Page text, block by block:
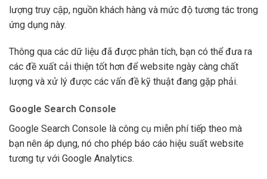
lượng truy cập, nguồn khách hàng và mức độ tương tác trong
ứng dụng này.
Thông qua các dữ liệu đã được phân tích, bạn có thể đưa ra
các đề xuất cải thiện tốt hơn để website ngày càng chất
lượng và xử lý được các vấn đề kỹ thuật đang gặp phải.
Google Search Console
Google Search Console là công cụ miễn phí tiếp theo mà
bạn nên áp dụng, nó cho phép báo cáo hiệu suất website
tương tự với Google Analytics.